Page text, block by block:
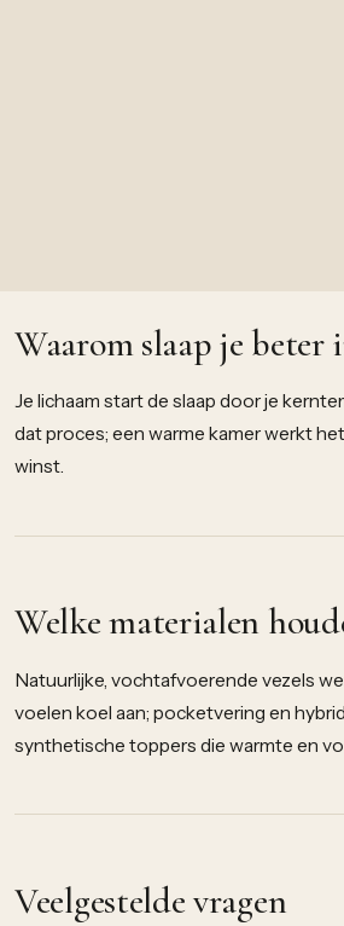
Waarom slaap je beter
Je lichaam start de slaap door je
dat proces; een warme kamer werkt
winst.
Welke materialen
Natuurlijke, vochtafvoerende vezels
voelen koel aan; pocketvering en
synthetische toppers die warmte en
Veelgestelde vragen